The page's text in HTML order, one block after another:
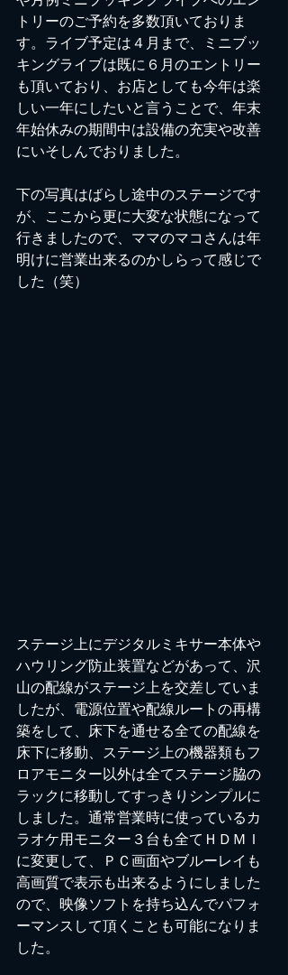
トリーのご予約を多数頂いておりま
す。ライブ予定は４月まで、ミニブッ
キングライブは既に６月のエントリー
も頂いており、お店としても今年は楽
しい一年にしたいと言うことで、年末
年始休みの期間中は設備の充実や改善
にいそしんでおりました。
下の写真はばらし途中のステージです
が、ここから更に大変な状態になって
行きましたので、ママのマコさんは年
明けに営業出来るのかしらって感じで
した（笑）
ステージ上にデジタルミキサー本体や
ハウリング防止装置などがあって、沢
山の配線がステージ上を交差していま
したが、電源位置や配線ルートの再構
築をして、床下を通せる全ての配線を
床下に移動、ステージ上の機器類もフ
ロアモニター以外は全てステージ脇の
ラックに移動してすっきりシンプルに
しました。通常営業時に使っているカ
ラオケ用モニター３台も全てＨＤＭＩ
に変更して、ＰＣ画面やブルーレイも
高画質で表示も出来るようにしました
ので、映像ソフトを持ち込んでパフォ
ーマンスして頂くことも可能になりま
した。